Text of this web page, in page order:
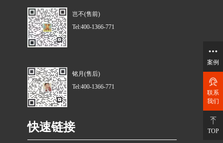
快速链接
岂不(售前)
Tel:400-1366-771
铭月(售后)
Tel:400-1366-771
案例
联系
我们
TOP